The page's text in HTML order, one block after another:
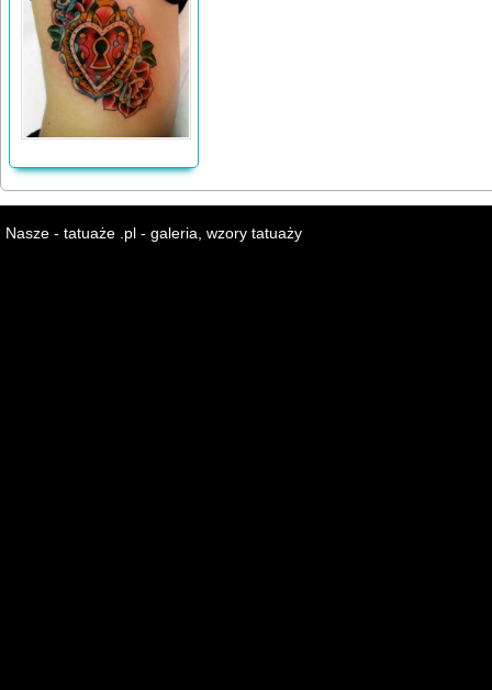
Nasze - tatuaże .pl - galeria, wzory tatuaży